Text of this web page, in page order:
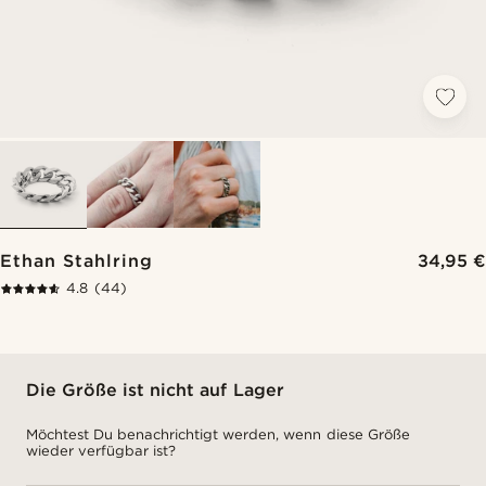
Ethan Stahlring 34,95 €
4.8 (44)
Die Größe ist nicht auf Lager
Möchtest Du benachrichtigt werden, wenn diese Größe
wieder verfügbar ist?